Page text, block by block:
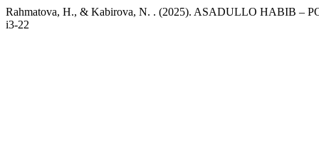
Rahmatova, H., & Kabirova, N. . (2025). ASADULLO HABIB –
i3-22